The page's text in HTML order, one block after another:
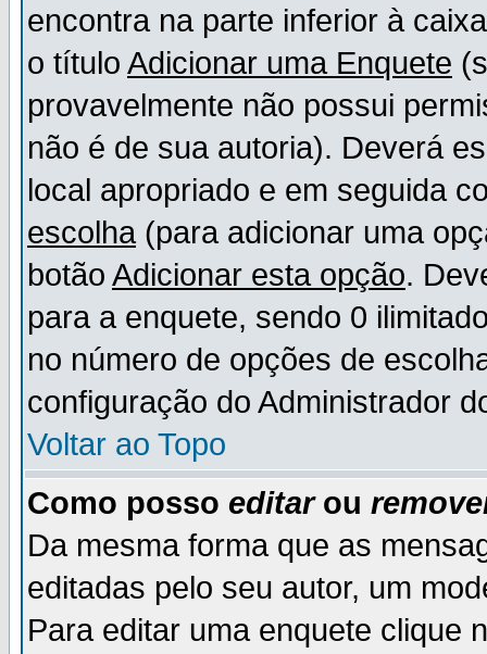
encontra na parte inferior à
o título Adicionar uma Enquete
provavelmente não possui
não é de sua autoria). Deverá
local apropriado e em seguida
escolha (para adicionar uma
botão Adicionar esta opção.
para a enquete, sendo 0
no número de opções de
configuração do Administrador
Voltar ao Topo
Como posso editarou
Da mesma forma que as
editadas pelo seu autor, um
Para editar uma enquete clique